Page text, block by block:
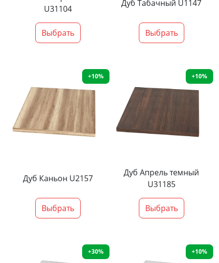
U31104
Выбрать
Дуб Табачный U1147
Выбрать
+10%
Дуб Каньон U2157
Выбрать
+10%
Дуб Апрель темный
U31185
Выбрать
+30% +10%